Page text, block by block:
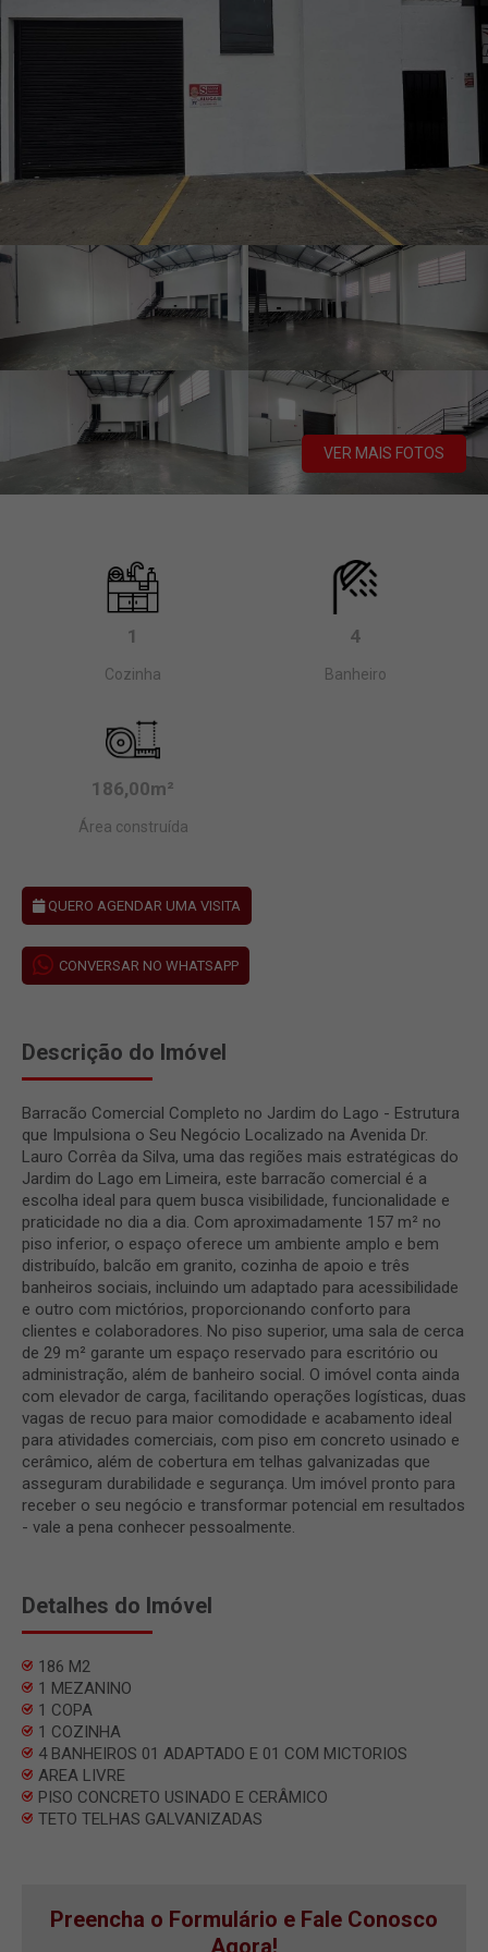
VER MAIS FOTOS
1
Cozinha
4
Banheiro
186,00m²
Área construída
QUERO AGENDAR UMA VISITA
CONVERSAR NO WHATSAPP
Descrição do Imóvel
Barracão Comercial Completo no Jardim do Lago - Estrutura
que Impulsiona o Seu Negócio Localizado na Avenida Dr.
Lauro Corrêa da Silva, uma das regiões mais estratégicas do
Jardim do Lago em Limeira, este barracão comercial é a
escolha ideal para quem busca visibilidade, funcionalidade e
praticidade no dia a dia. Com aproximadamente 157 m² no
piso inferior, o espaço oferece um ambiente amplo e bem
distribuído, balcão em granito, cozinha de apoio e três
banheiros sociais, incluindo um adaptado para acessibilidade
e outro com mictórios, proporcionando conforto para
clientes e colaboradores. No piso superior, uma sala de cerca
de 29 m² garante um espaço reservado para escritório ou
administração, além de banheiro social. O imóvel conta ainda
com elevador de carga, facilitando operações logísticas, duas
vagas de recuo para maior comodidade e acabamento ideal
para atividades comerciais, com piso em concreto usinado e
cerâmico, além de cobertura em telhas galvanizadas que
asseguram durabilidade e segurança. Um imóvel pronto para
receber o seu negócio e transformar potencial em resultados
- vale a pena conhecer pessoalmente.
Detalhes do Imóvel
186 M2
1 MEZANINO
1 COPA
1 COZINHA
4 BANHEIROS 01 ADAPTADO E 01 COM MICTORIOS
AREA LIVRE
PISO CONCRETO USINADO E CERÂMICO
TETO TELHAS GALVANIZADAS
Preencha o Formulário e Fale Conosco
Agora!